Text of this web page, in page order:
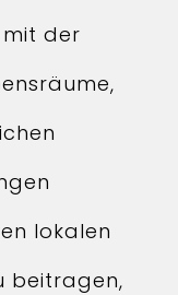
der
lokalen
beitragen,